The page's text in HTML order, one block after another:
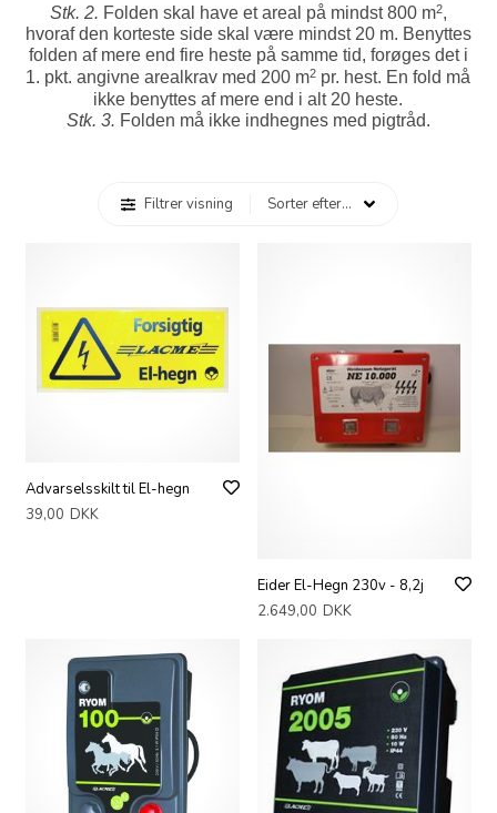
Stk. 2. Folden skal have et areal på mindst 800 m2,
hvoraf den korteste side skal være mindst 20 m. Benyttes
folden af mere end fire heste på samme tid, forøges det i
1. pkt. angivne arealkrav med 200 m2 pr. hest. En fold må
ikke benyttes af mere end i alt 20 heste.
Stk. 3. Folden må ikke indhegnes med pigtråd.
Filtrer visning
Advarselsskilt til El-hegn
39,00 DKK
Eider El-Hegn 230v - 8,2j
2.649,00 DKK